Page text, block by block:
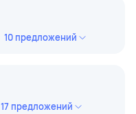
48 486 311,04 ₽
52 777 135,03 ₽
10 предложений
62 040 782,91 ₽
17 предложений